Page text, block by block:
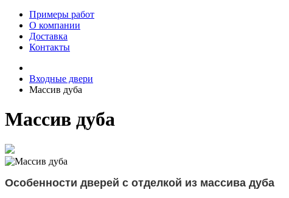
Примеры работ
О компании
Доставка
Контакты
Входные двери
Массив дуба
Массив дуба
Особенности дверей с отделкой из массива дуба